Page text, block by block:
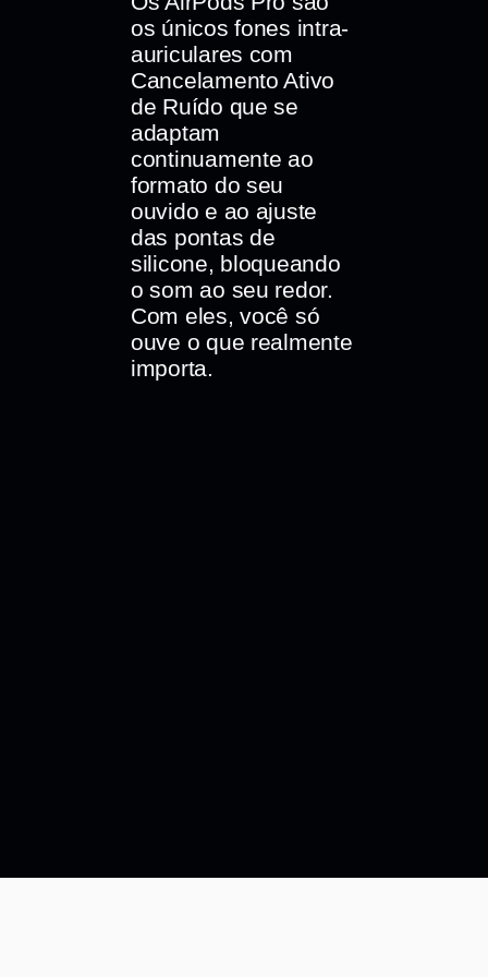
os únicos fones intra-
auriculares com
Cancelamento Ativo
de Ruído que se
adaptam
continuamente ao
formato do seu
ouvido e ao ajuste
das pontas de
silicone, bloqueando
o som ao seu redor.
Com eles, você só
ouve o que realmente
importa.